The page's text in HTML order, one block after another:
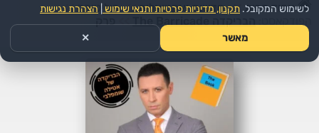
עמוד הבית >> חדשות ואקטואליה >> פוליטיקה >>
>>פרק
לשימוש המקובל. תקנון, מדיניות פרטיות ותנאי שימוש הצהרת נגישות
מאשר ✕